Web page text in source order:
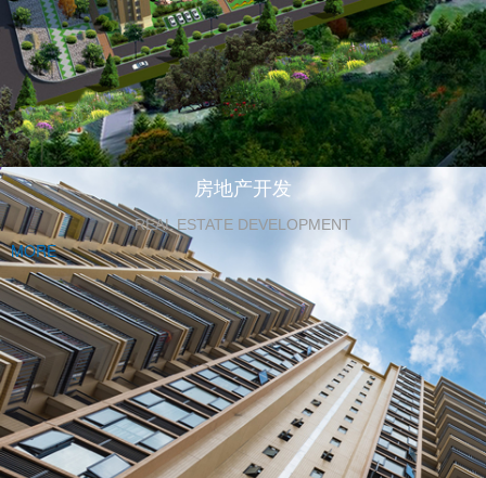
房地产开发
REAL ESTATE DEVELOPMENT
MORE